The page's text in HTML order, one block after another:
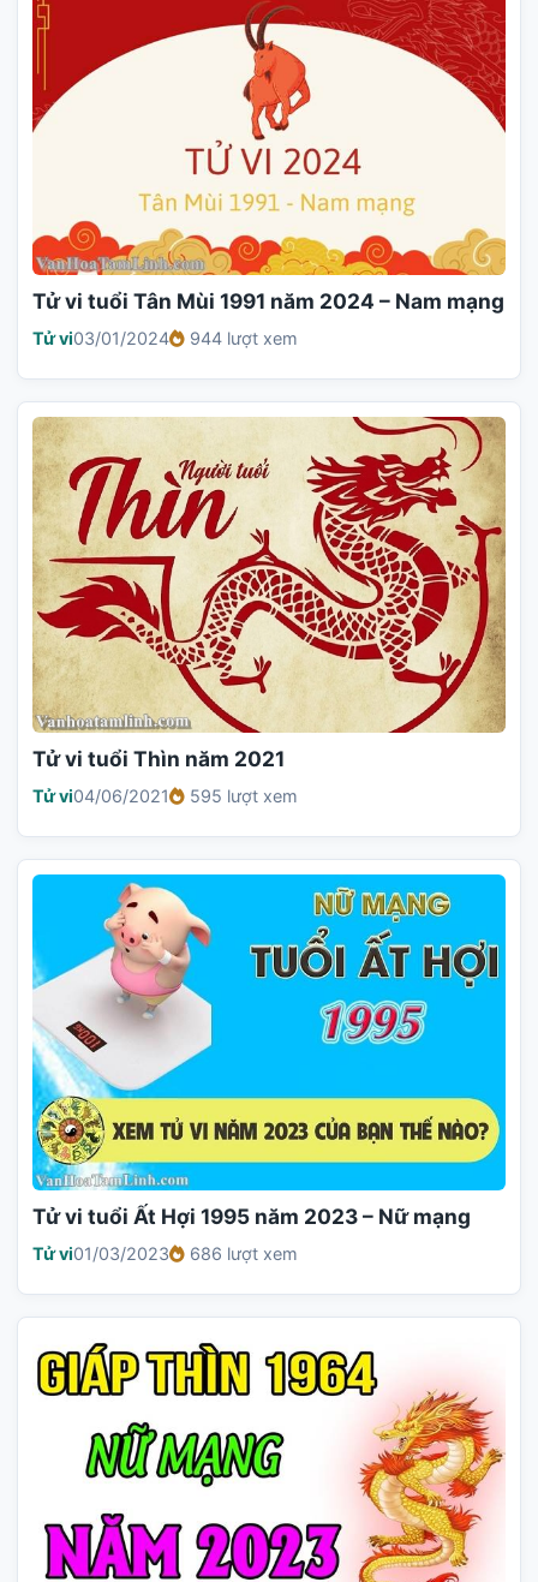
Tử vi tuổi Tân Mùi 1991 năm 2024 – Nam mạng
Tử vi03/01/2024 944 lượt xem
Tử vi tuổi Thìn năm 2021
Tử vi04/06/2021 595 lượt xem
Tử vi tuổi Ất Hợi 1995 năm 2023 – Nữ mạng
Tử vi01/03/2023 686 lượt xem